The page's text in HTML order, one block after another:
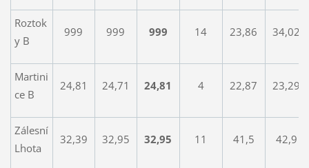
Roztok
y B
999 999 999 14 23,86 34,02
Martini
ce B
24,81 24,71 24,81 4 22,87 23,29
Zálesní
Lhota
32,39 32,95 32,95 11 41,5 42,9